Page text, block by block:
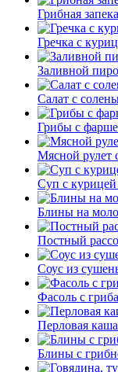
Грибная
Гречка с
Заливной
Салат с
Грибы с
Мясной рулет
Суп с
Блины на
Постный
Соус из
Фасоль с
Перловая
Блины с